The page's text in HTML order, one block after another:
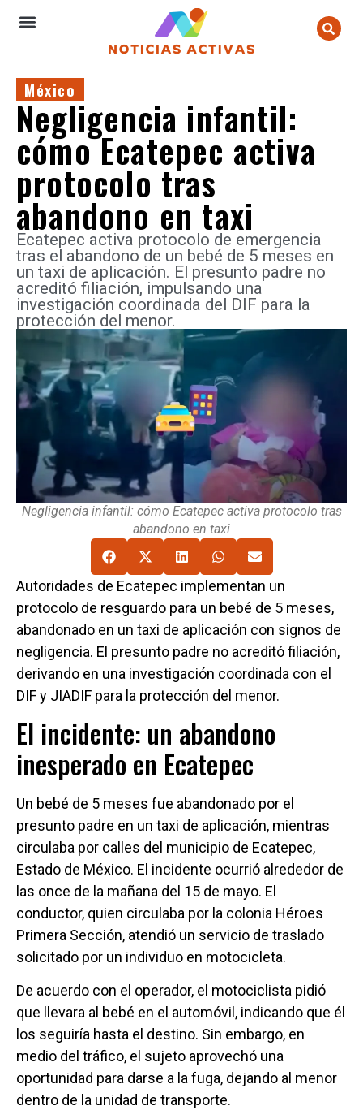
México
Negligencia infantil:
cómo Ecatepec activa
protocolo tras
abandono en taxi
Ecatepec activa protocolo de emergencia
tras el abandono de un bebé de 5 meses en
un taxi de aplicación. El presunto padre no
acreditó filiación, impulsando una
investigación coordinada del DIF para la
protección del menor.
Negligencia infantil: cómo Ecatepec activa protocolo tras
abandono en taxi
Autoridades de Ecatepec implementan un
protocolo de resguardo para un bebé de 5 meses,
abandonado en un taxi de aplicación con signos de
negligencia. El presunto padre no acreditó filiación,
derivando en una investigación coordinada con el
DIF y JIADIF para la protección del menor.
El incidente: un abandono
inesperado en Ecatepec
Un bebé de 5 meses fue abandonado por el
presunto padre en un taxi de aplicación, mientras
circulaba por calles del municipio de Ecatepec,
Estado de México. El incidente ocurrió alrededor de
las once de la mañana del 15 de mayo. El
conductor, quien circulaba por la colonia Héroes
Primera Sección, atendió un servicio de traslado
solicitado por un individuo en motocicleta.
De acuerdo con el operador, el motociclista pidió
que llevara al bebé en el automóvil, indicando que él
los seguiría hasta el destino. Sin embargo, en
medio del tráfico, el sujeto aprovechó una
oportunidad para darse a la fuga, dejando al menor
dentro de la unidad de transporte.